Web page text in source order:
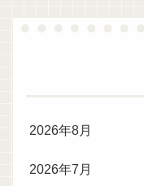
2026年8月
2026年7月